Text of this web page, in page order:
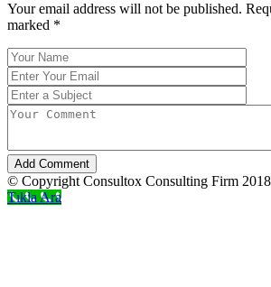
Your email address will not be published.
marked *
Add Comment
© Copyright Consultox Consulting Firm
Tıkla Ara